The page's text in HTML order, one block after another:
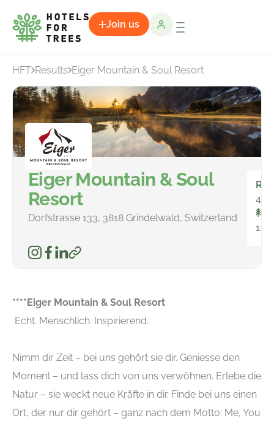
Join us
HFT Results Eiger Mountain & Soul Resort
Eiger Mountain & Soul
Resort
Dorfstrasse 133, 3818 Grindelwald, Switzerland
40
****Eiger Mountain & Soul Resort
Echt. Menschlich. Inspirierend.
Nimm dir Zeit – bei uns gehört sie dir. Geniesse den
Moment – und lass dich von uns verwöhnen. Erlebe die
Natur – sie weckt neue Kräfte in dir. Finde bei uns einen
Ort, der nur dir gehört – ganz nach dem Motto: Me, You